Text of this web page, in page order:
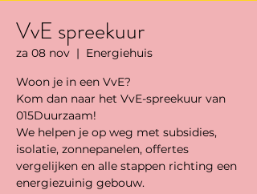
VvE spreekuur
za 08 nov
  |
Energiehuis
Woon je in een VvE?
Kom dan naar het VvE-spreekuur van
015Duurzaam!
We helpen je op weg met subsidies,
isolatie, zonnepanelen, offertes
vergelijken en alle stappen richting een
energiezuinig gebouw.